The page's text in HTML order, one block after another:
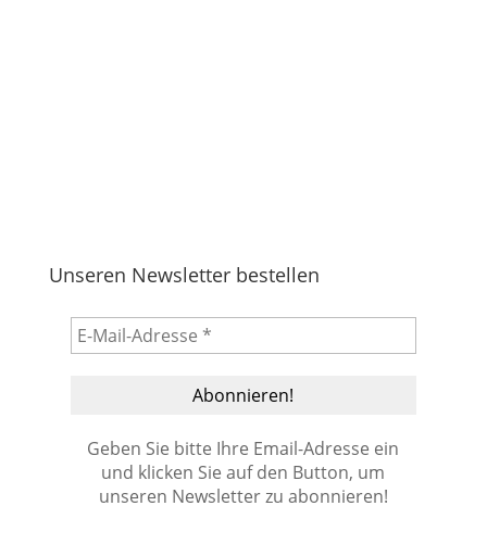
Unseren Newsletter bestellen
Geben Sie bitte Ihre Email-Adresse ein
und klicken Sie auf den Button, um
unseren Newsletter zu abonnieren!